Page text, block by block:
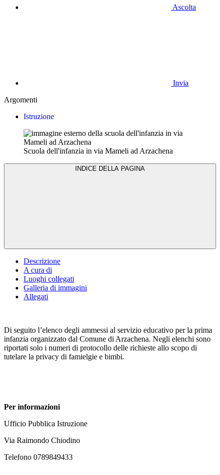
Ascolta
Invia
Argomenti
Istruzione
Scuola dell'infanzia in via Mameli ad Arzachena
Descrizione
A cura di
Luoghi collegati
Galleria di immagini
Allegati
Di seguito l’elenco degli ammessi al servizio educativo per la prima
infanzia organizzato dal Comune di Arzachena. Negli elenchi sono
riportati solo i numeri di protocollo delle richieste allo scopo di
tutelare la privacy di famielgie e bimbi.
Per informazioni
Ufficio Pubblica Istruzione
Via Raimondo Chiodino
Telefono 0789849433